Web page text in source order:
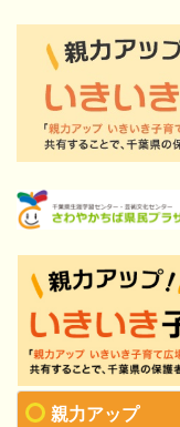
親力アップ